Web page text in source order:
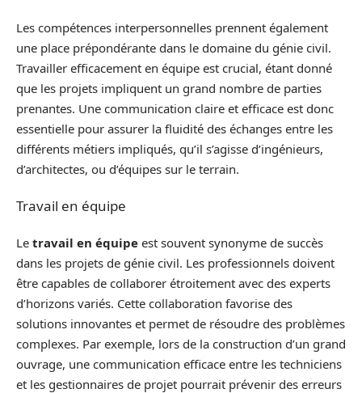
Les compétences interpersonnelles prennent également
une place prépondérante dans le domaine du génie civil.
Travailler efficacement en équipe est crucial, étant donné
que les projets impliquent un grand nombre de parties
prenantes. Une communication claire et efficace est donc
essentielle pour assurer la fluidité des échanges entre les
différents métiers impliqués, qu’il s’agisse d’ingénieurs,
d’architectes, ou d’équipes sur le terrain.
Travail en équipe
Le travail en équipe est souvent synonyme de succès
dans les projets de génie civil. Les professionnels doivent
être capables de collaborer étroitement avec des experts
d’horizons variés. Cette collaboration favorise des
solutions innovantes et permet de résoudre des problèmes
complexes. Par exemple, lors de la construction d’un grand
ouvrage, une communication efficace entre les techniciens
et les gestionnaires de projet pourrait prévenir des erreurs